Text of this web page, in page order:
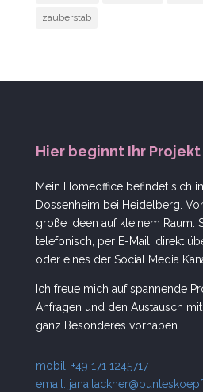
zauberstab
Hier beginnt Ihr Projekt
Mein Homeoffice befindet sich
Dossenheim bei Heidelberg.
große Ideen auf kleinem Raum.
telefonisch, per E-Mail, direkt
oder eines der Social Media
Ich freue mich auf spannende
Anfragen und den Austausch
ganz Besonderes vorhaben.
mobil: +49 171 1245717
email: